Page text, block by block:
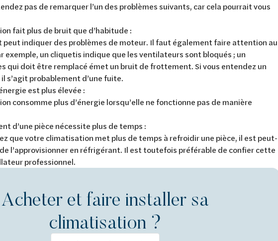
pas de remarquer l’un des problèmes suivants, car cela pourrait vous
fait plus de bruit que d’habitude :
peut indiquer des problèmes de moteur. Il faut également faire attention au
exemple, un cliquetis indique que les ventilateurs sont bloqués ; un
qui doit être remplacé émet un bruit de frottement. Si vous entendez un
s’agit probablement d’une fuite.
est plus élevée :
consomme plus d’énergie lorsqu’elle ne fonctionne pas de manière
d’une pièce nécessite plus de temps :
que votre climatisation met plus de temps à refroidir une pièce, il est peut-
l’approvisionner en réfrigérant. Il est toutefois préférable de confier cette
professionnel.
Acheter et faire installer sa
climatisation ?